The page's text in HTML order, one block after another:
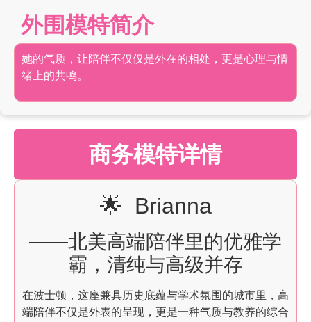
外围模特简介
她的气质，让陪伴不仅仅是外在的相处，更是心理与情
绪上的共鸣。
商务模特详情
🌟 Brianna
——北美高端陪伴里的优雅学
霸，清纯与高级并存
在波士顿，这座兼具历史底蕴与学术氛围的城市里，高
端陪伴不仅是外表的呈现，更是一种气质与教养的综合